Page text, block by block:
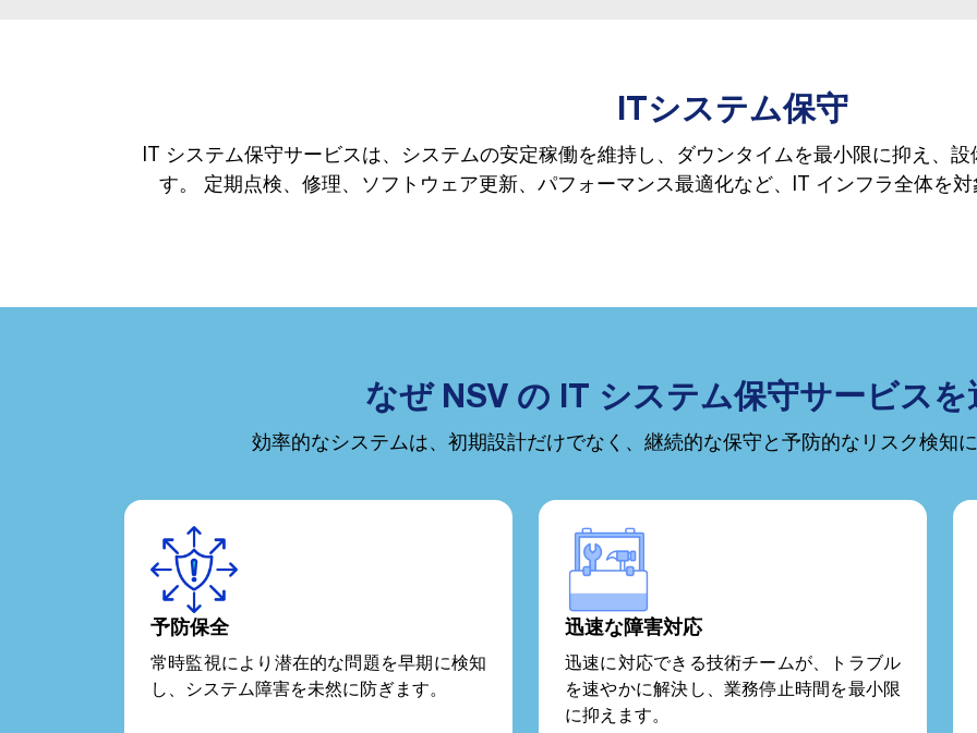
ITシステム保守
IT システム保守サービスは、システムの安定稼働を維持し、ダウンタイムを最小限に抑え、
す。 定期点検、修理、ソフトウェア更新、パフォーマンス最適化など、IT インフラ全体を
なぜ NSV の IT システム保守サービス
効率的なシステムは、初期設計だけでなく、継続的な保守と予防的なリスク検知
予防保全
常時監視により潜在的な問題を早期に検知
し、システム障害を未然に防ぎます。
迅速な障害対応
迅速に対応できる技術チームが、トラブル
を速やかに解決し、業務停止時間を最小限
に抑えます。